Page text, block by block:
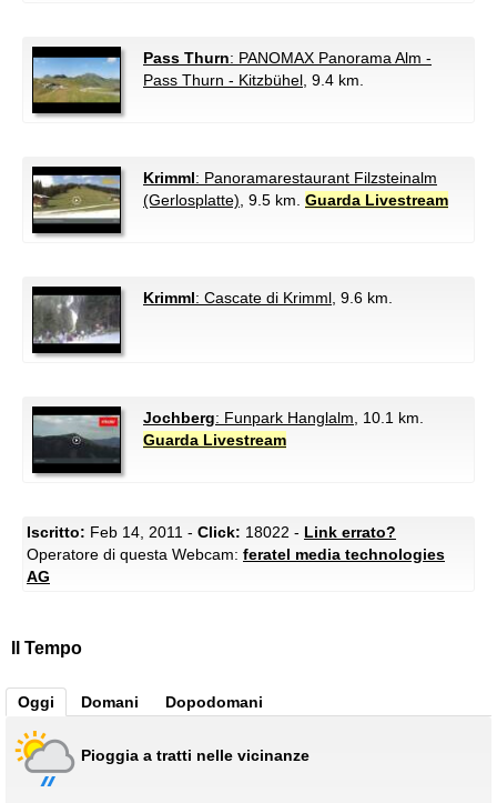
Pass Thurn: PANOMAX Panorama Alm -
Pass Thurn - Kitzbühel , 9.4 km.
Krimml: Panoramarestaurant Filzsteinalm
(Gerlosplatte) , 9.5 km. Guarda Livestream
Krimml: Cascate di Krimml , 9.6 km.
Jochberg: Funpark Hanglalm , 10.1 km.
Guarda Livestream
Iscritto: Feb 14, 2011 - Click: 18022 - Link errato?
Operatore di questa Webcam: feratel media technologies
AG
Il Tempo
Oggi Domani Dopodomani
Pioggia a tratti nelle vicinanze